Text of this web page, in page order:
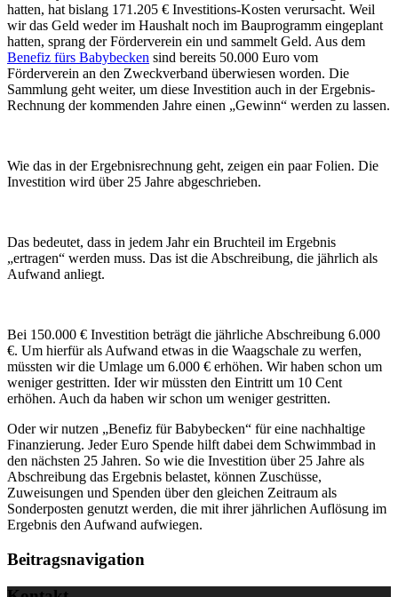
hatten, hat bislang 171.205 € Investitions-Kosten verursacht. Weil
wir das Geld weder im Haushalt noch im Bauprogramm eingeplant
hatten, sprang der Förderverein ein und sammelt Geld. Aus dem
Benefiz fürs Babybecken sind bereits 50.000 Euro vom
Förderverein an den Zweckverband überwiesen worden. Die
Sammlung geht weiter, um diese Investition auch in der Ergebnis-
Rechnung der kommenden Jahre einen „Gewinn“ werden zu lassen.
Wie das in der Ergebnisrechnung geht, zeigen ein paar Folien. Die
Investition wird über 25 Jahre abgeschrieben.
Das bedeutet, dass in jedem Jahr ein Bruchteil im Ergebnis
„ertragen“ werden muss. Das ist die Abschreibung, die jährlich als
Aufwand anliegt.
Bei 150.000 € Investition beträgt die jährliche Abschreibung 6.000
€. Um hierfür als Aufwand etwas in die Waagschale zu werfen,
müssten wir die Umlage um 6.000 € erhöhen. Wir haben schon um
weniger gestritten. Ider wir müssten den Eintritt um 10 Cent
erhöhen. Auch da haben wir schon um weniger gestritten.
Oder wir nutzen „Benefiz für Babybecken“ für eine nachhaltige
Finanzierung. Jeder Euro Spende hilft dabei dem Schwimmbad in
den nächsten 25 Jahren. So wie die Investition über 25 Jahre als
Abschreibung das Ergebnis belastet, können Zuschüsse,
Zuweisungen und Spenden über den gleichen Zeitraum als
Sonderposten genutzt werden, die mit ihrer jährlichen Auflösung im
Ergebnis den Aufwand aufwiegen.
Beitragsnavigation